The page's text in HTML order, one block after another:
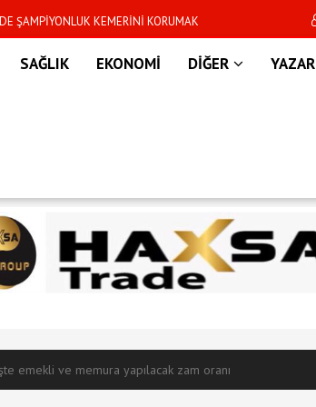
ŞAMPİYONLUK KEMERİNİ KORUMAK Dünya Kupası
SAĞLIK EKONOMİ DİĞER
emekli ve memura yapılacak zam oranı